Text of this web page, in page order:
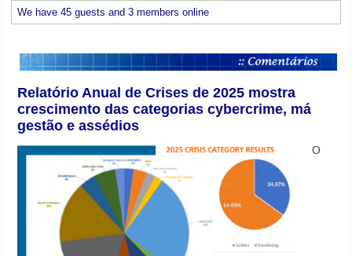
We have 45 guests and 3 members online
Relatório Anual de Crises de 2025 mostra
crescimento das categorias cybercrime, má
gestão e assédios
O